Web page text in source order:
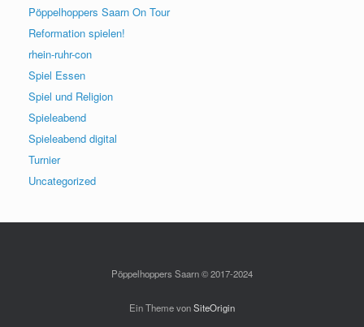
Pöppelhoppers Saarn On Tour
Reformation spielen!
rhein-ruhr-con
Spiel Essen
Spiel und Religion
Spieleabend
Spieleabend digital
Turnier
Uncategorized
Pöppelhoppers Saarn © 2017-2024
Ein Theme vonSiteOrigin